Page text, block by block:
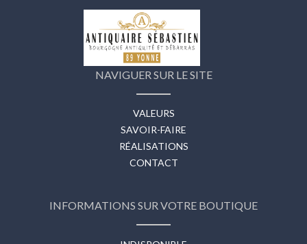
NAVIGUER SUR LE SITE
VALEURS
SAVOIR-FAIRE
RÉALISATIONS
CONTACT
INFORMATIONS SUR VOTRE BOUTIQUE